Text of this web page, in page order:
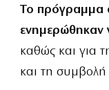
Το πρόγραμμα
ενημερώθηκαν
καθώς και για
και τη